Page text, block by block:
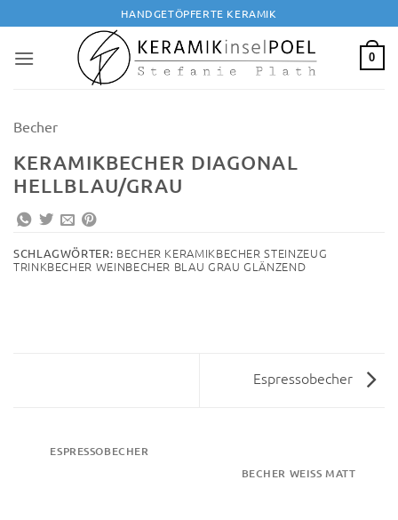
Inhalt
springen
HANDGETÖPFERTE KERAMIK
0
Becher
KERAMIKBECHER DIAGONAL
HELLBLAU/GRAU
SCHLAGWÖRTER: BECHER KERAMIKBECHER STEINZEUG
TRINKBECHER WEINBECHER BLAU GRAU GLÄNZEND
Espressobecher
ESPRESSOBECHER
BECHER WEISS MATT